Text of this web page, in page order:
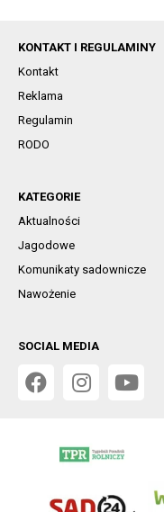
KONTAKT I REGULAMINY
Kontakt
Reklama
Regulamin
RODO
KATEGORIE
Aktualności
Jagodowe
Komunikaty sadownicze
Nawożenie
SOCIAL MEDIA